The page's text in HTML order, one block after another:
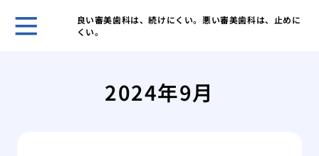
良い審美歯科は、続けにくい。悪い審美歯科は、止めに
くい。
2024年9月